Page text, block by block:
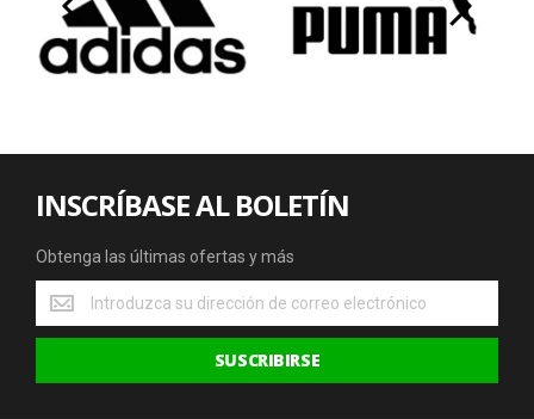
‹ ›
INSCRÍBASE AL BOLETÍN
Obtenga las últimas ofertas y más
Obtenga
las
últimas
y
SUSCRIBIRSE